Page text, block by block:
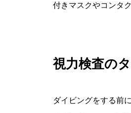
付きマスクやコンタ
視力検査の
ダイビングをする前